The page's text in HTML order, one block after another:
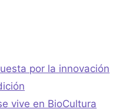
por la innovación
vive en BioCultura